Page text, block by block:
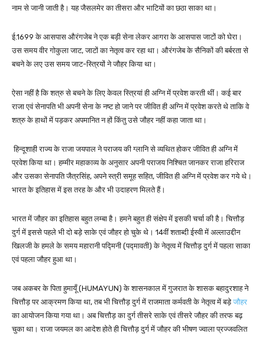
नाम से जानी जाती है। यह जैसलमेर का तीसरा और भाटियों का छठा साका था।
ई.1699 के आसपास औरंगजेब ने एक बड़ी सेना लेकर आगरा के आसपास जाटों को घेरा।
उस समय वीर गोकुला जाट, जाटों का नेतृत्व कर रहा था। औरंगजेब के सैनिकों की बर्बरता से
बचने के लए उस समय जाट-स्त्रियों ने जौहर किया था।
ऐसा नहीं है कि शत्रु से बचने के लिए केवल स्त्रियां ही अग्नि में प्रवेश करती थीं। कई बार
राजा एवं सेनापति भी अपनी सेना के नष्ट हो जाने पर जीवित ही अग्नि में प्रवेश करते थे ताकि वे
शत्रु के हाथों में पड़कर अपमानित न हों किंतु उसे जौहर नहीं कहा जाता था।
हिन्दूशाही राज्य के राजा जयपाल ने पराजय की ग्लानि से व्यथित होकर जीवित ही अग्नि में
प्रवेश किया था। हम्मीर महाकाव्य के अनुसार अपनी पराजय निश्चित जानकर राजा हरिराज
और उसका सेनापति जैत्रसिंह, अपने स्त्री समूह सहित, जीवित ही अग्नि में प्रवेश कर गये थे।
भारत के इतिहास में इस तरह के और भी उदाहरण मिलते हैं।
भारत में जौहर का इतिहास बहुत लम्बा है। हमने बहुत ही संक्षेप में इसकी चर्चा की है। चित्तौड़
दुर्ग में इससे पहले भी दो बड़े साके एवं जौहर हो चुके थे। 14वीं शताब्दी ईस्वी में अल्लाउद्दीन
खिलजी के हमले के समय महारानी पद्मिनी (पद्मावती) के नेतृत्व में चित्तौड़ दुर्ग में पहला साका
एवं पहला जौहर हुआ था।
जब अकबर के पिता हुमायूँ (HUMAYUN) के शासनकाल में गुजरात के शासक बहादुरशाह ने
चित्तौड़ पर आक्रमण किया था, तब भी चित्तौड़ दुर्ग में राजमाता कर्मवती के नेतृत्व में बड़े जौहर
का आयोजन किया गया था। अब चित्तौड़ का दुर्ग तीसरे साके एवं तीसरे जौहर की तरफ बढ़
चुका था। राजा जयमल का आदेश होते ही चित्तौड़ दुर्ग में जौहर की भीषण ज्वाला प्रज्जवलित